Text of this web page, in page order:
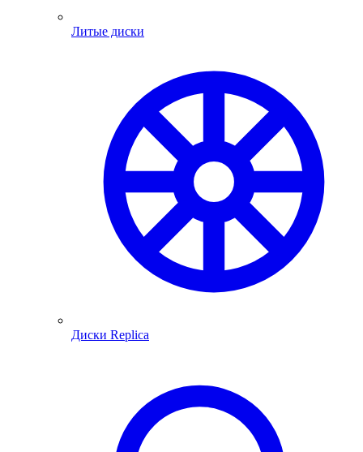
Литые диски
Диски Replica